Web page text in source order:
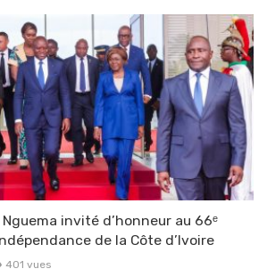
invité d’honneur au 66ᵉ
de la Côte d’Ivoire
401 vues